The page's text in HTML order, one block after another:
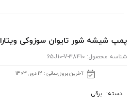
پمپ شیشه شور تایوان سوزوکی ویتارا
شناسه محصول: 38410-65J10-V
آخرین بروزرسانی : 12 دی, 1403
دسته: برقی